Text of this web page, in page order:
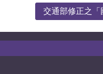
交通部修正之「